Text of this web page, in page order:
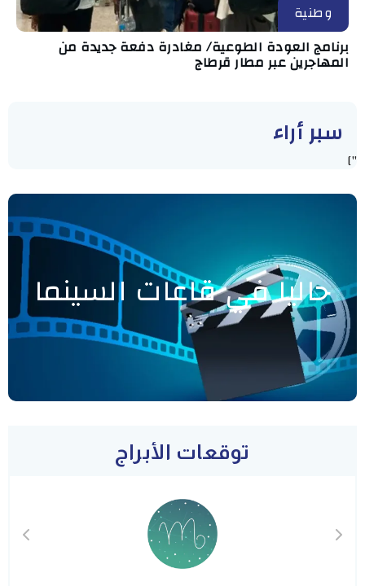
وطنية
برنامج العودة الطوعية/ مغادرة دفعة جديدة من
المهاجرين عبر مطار قرطاج
سبر أراء
"]
حاليا في قاعات السينما
توقعات الأبراج